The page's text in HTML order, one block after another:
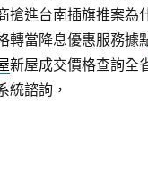
搶進台南插旗推案為
轉當降息優惠服務據
新屋成交價格查詢全
統諮詢，